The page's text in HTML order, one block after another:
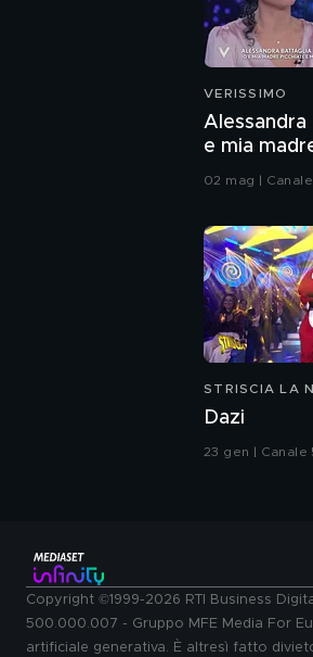
VERISSIMO
Alessandra
e mia
maltrattate
02 mag | Canale
STRISCIA LA
Dazi
23 gen | Canale
Copyright ©1999-2026 RTI Business
500.000.007 - Gruppo MFE Media For
artificiale generativa. È altresì fatto